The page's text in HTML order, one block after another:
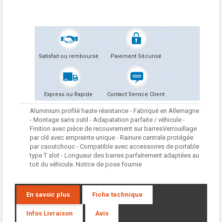
Satisfait ou remboursé Paiement Sécurisé
Express ou Rapide Contact Service Client
Aluminium profilé haute résistance - Fabriqué en Allemagne
- Montage sans outil - Adapatation parfaite / véhicule -
Finition avec pièce de recouvrement sur barresVerrouillage
par clé avec empreinte unique - Rainure centrale protégée
par caoutchouc - Compatible avec accessoires de portable
type T slot - Longueur des barres parfaitement adaptées au
toit du véhicule. Notice de pose fournie
En savoir plus Fiche technique
Infos Livraison Avis